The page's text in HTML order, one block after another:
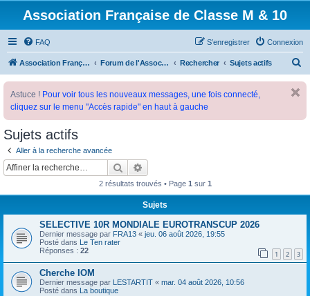
Association Française de Classe M & 10
FAQ Connexion
S’enregistrer
Association Française de Classe M Forum de l'Association Française de Classe M Rechercher Sujets actifs
e
Astuce ! Pour voir tous les nouveaux messages, une fois connecté,
cliquez sur le menu "Accès rapide" en haut à gauche
Sujets actifs
Aller à la recherche avancée
Rechercher
2 résultats trouvés • Page 1 sur 1
Sujets
SELECTIVE 10R MONDIALE EUROTRANSCUP 2026
Dernier message par FRA13 « jeu. 06 août 2026, 19:55
Posté dans Le Ten rater
Réponses : 22 1 2 3
Cherche IOM
Dernier message par LESTARTIT « mar. 04 août 2026, 10:56
Posté dans La boutique